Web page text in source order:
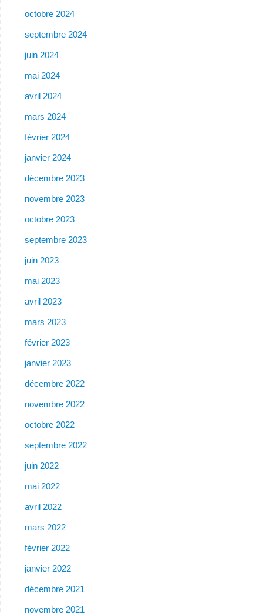
octobre 2024
septembre 2024
juin 2024
mai 2024
avril 2024
mars 2024
février 2024
janvier 2024
décembre 2023
novembre 2023
octobre 2023
septembre 2023
juin 2023
mai 2023
avril 2023
mars 2023
février 2023
janvier 2023
décembre 2022
novembre 2022
octobre 2022
septembre 2022
juin 2022
mai 2022
avril 2022
mars 2022
février 2022
janvier 2022
décembre 2021
novembre 2021